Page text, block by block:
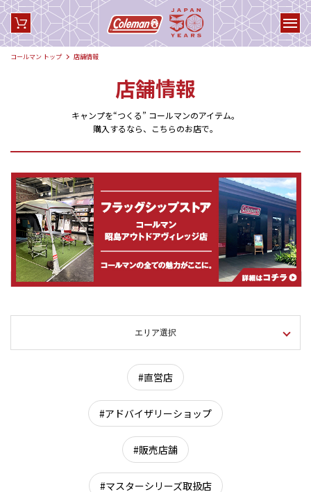
コールマン トップ 店舗情報
店舗情報
キャンプを“つくる” コールマンのアイテム。
購入するなら、こちらのお店で。
エリア選択
#直営店
#アドバイザリーショップ
#販売店舗
#マスターシリーズ取扱店